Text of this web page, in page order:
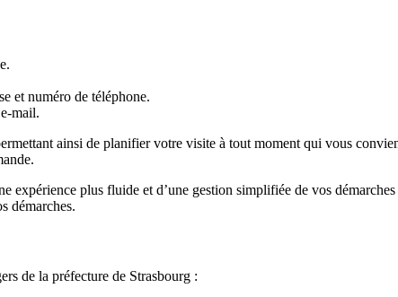
et numéro de téléphone.
mail.
ainsi de planifier votre visite à tout moment qui vous
expérience plus fluide et d’une gestion simplifiée de vos
démarches.
de la préfecture de Strasbourg :